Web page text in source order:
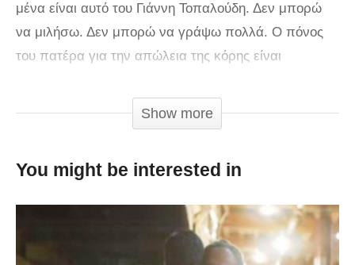
μένα είναι αυτό του Γιάννη Τοπαλούδη. Δεν μπορώ
να μιλήσω. Δεν μπορώ να γράψω πολλά. Ο πόνος
του πατέρα για την απώλεια της κόρης είναι
Γουμενίδης Βλέποντας αυτό το βίντεο νιώθω τον
πόνο σα να είναι δικό μου παιδί. Ανατριχιάζω.
θαυμάζω. Σε εκτιμώ.
Σε θεωρώ οικογένεια μου… Δεν έχω λόγια… Εξαιτίας
σου καταλαβαίνω ποια είναι τα σημαντικά. Γιατί
Show more
You might be interested in